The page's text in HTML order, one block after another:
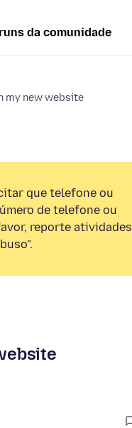
da comunidade
my new website
que telefone ou
de telefone ou
reporte atividades